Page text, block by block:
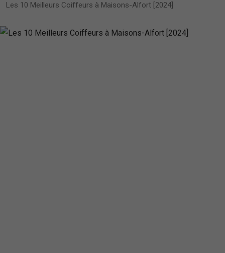
Les 10 Meilleurs Coiffeurs à Maisons-Alfort [2024]